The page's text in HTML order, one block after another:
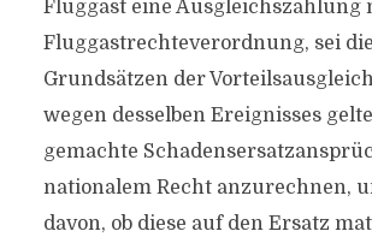
Fluggast eine Ausgleichszahlung
Fluggastrechteverordnung, sei
Grundsätzen der
wegen desselben Ereignisses
gemachte
nationalem Recht anzurechnen,
davon, ob diese auf den Ersatz